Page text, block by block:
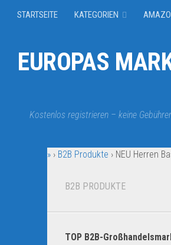
STARTSEITE KATEGORIEN
EUROPAS
Kostenlos registrieren – keine
» › B2B Produkte › NEU Herren
B2B PRODUKTE
TOP B2B-